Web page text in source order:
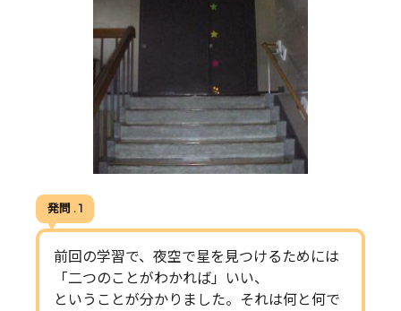
発問 . 1
前回の学習で、夜空で星を見つけるためには
「二つのことがわかれば」いい、
ということが分かりました。それは何と何で